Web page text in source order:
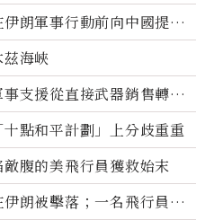
朗軍事行動前向中國提供
影像
海峽
支援從直接武器銷售轉向
點和平計劃」上分歧重重
腹的美飛行員獲救始末
朗被擊落；一名飛行員失